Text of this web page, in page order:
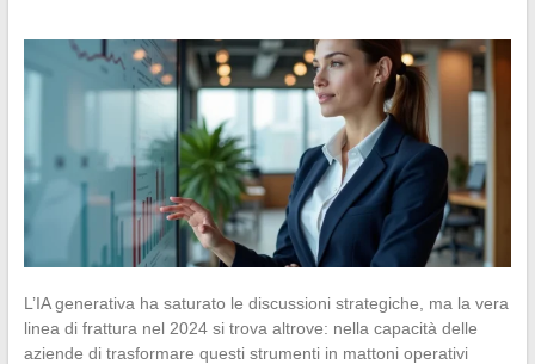
L’IA generativa ha saturato le discussioni strategiche, ma la vera
linea di frattura nel 2024 si trova altrove: nella capacità delle
aziende di trasformare questi strumenti in mattoni operativi